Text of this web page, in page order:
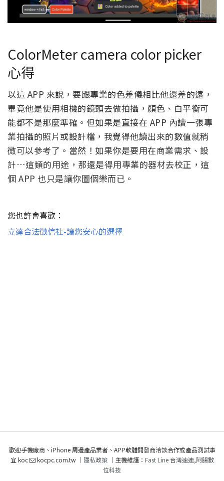
ColorMeter camera color picker
心得
以這 APP 來說，要跟專業的色差儀相比他還差的遠，
畢竟他是使用相機的鏡頭去做拍攝，顏色、白平衡可
能都不是那麼準確。但如果是直接在 APP 內讀一張專
業拍攝的照片或設計檔，我覺得他讀出來的數值就稍
微可以參考了。當然！如果你是要用在商業需求、設
計…這類的用途，那還是得用專業的器材去校正，這
個 APP 也只是讓你圖個樂而已。
您也許會喜歡：
立達合法徵信社-讓您安心的選擇
歡迎手機廠商、iPhone 周邊產品業者、APP軟體開發商洽談合作或產品測試事
宜 koc
kocpc.com.tw ｜ 隱私政策｜主機維護： Fast Line 台灣速連,阿腸數
位科技